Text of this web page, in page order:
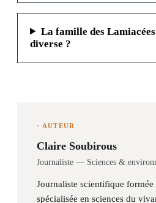
La famille des
diverse ?
· AUTEUR
Claire Soubirous
Journaliste — Sciences &
Journaliste scientifique
spécialisée en sciences du